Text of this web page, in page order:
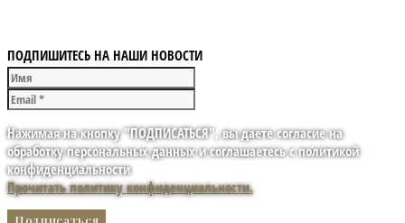
ПОДПИШИТЕСЬ НА НАШИ НОВОСТИ
Нажимая на кнопку "ПОДПИСАТЬСЯ", вы даете согласие на
обработку персональных данных и соглашаетесь с политикой
конфиденциальности
Прочитать политику конфиденциальности.